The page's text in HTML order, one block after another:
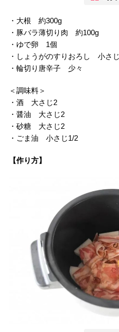
・大根 約300g
・豚バラ薄切り肉 約100g
・ゆで卵 1個
・しょうがのすりおろし 小さ
・輪切り唐辛子 少々
＜調味料＞
・酒 大さじ2
・醤油 大さじ2
・砂糖 大さじ2
・ごま油 小さじ1/2
【作り方】